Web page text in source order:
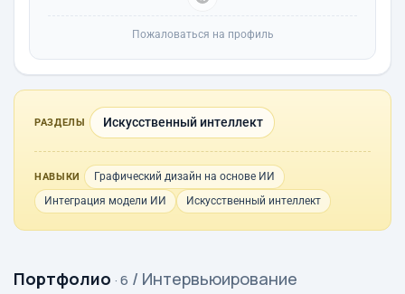
Пожаловаться на профиль
РАЗДЕЛЫ Искусственный интеллект
НАВЫКИ
Графический дизайн на основе ИИ
Интеграция модели ИИ
Искусственный интеллект
Портфолио · 6 / Интервьюирование